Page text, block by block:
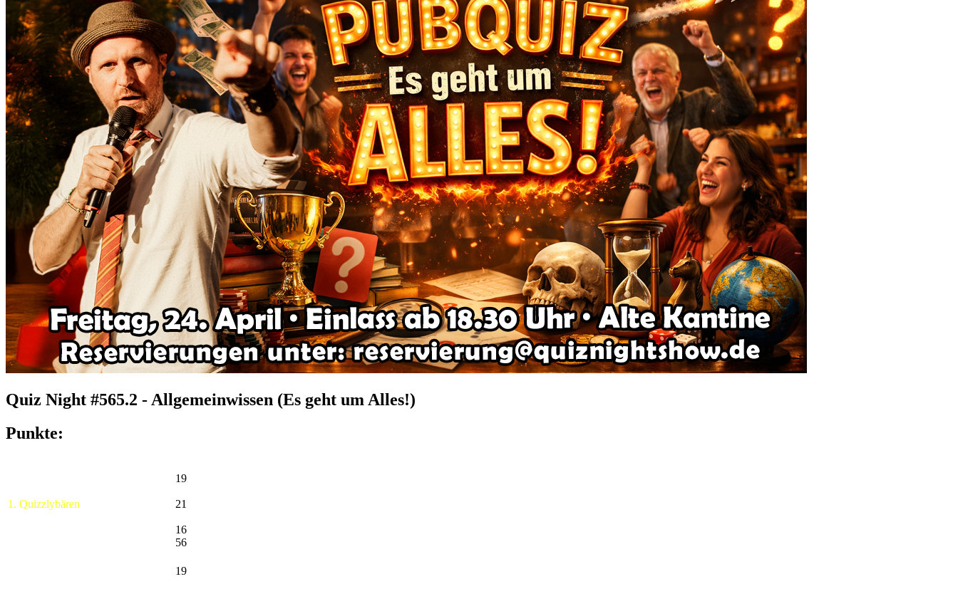
Quiz Night #565.2 - Allgemeinwissen (Es geht um Alles!)
Punkte:
1. Quizzlybären
19
21
16
56
19